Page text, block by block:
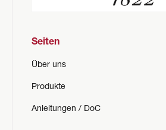
Seiten
Über uns
Produkte
Anleitungen / DoC